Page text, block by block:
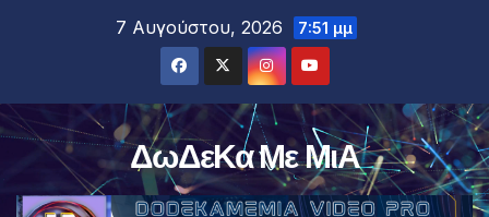
7 Αυγούστου, 2026 7:51 μμ
ΔωΔεΚα Με ΜιΑ